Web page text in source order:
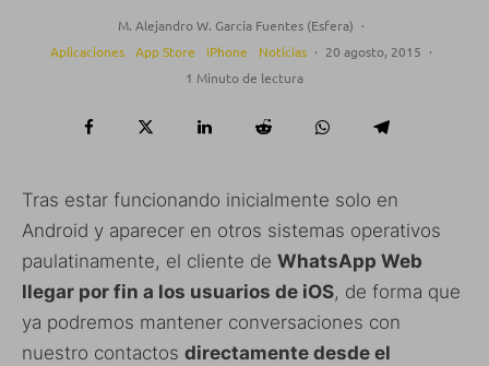
M. Alejandro W. García Fuentes (Esfera) ·
Aplicaciones
App Store iPhone Noticias · 20 agosto, 2015 ·
1 Minuto de lectura
Tras estar funcionando inicialmente solo en
Android y aparecer en otros sistemas operativos
paulatinamente, el cliente de WhatsApp Web
llegar por fin a los usuarios de iOS, de forma que
ya podremos mantener conversaciones con
nuestro contactos directamente desde el